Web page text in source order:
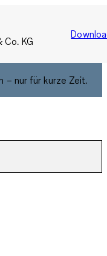
Co. KG
– nur für kurze Zeit.